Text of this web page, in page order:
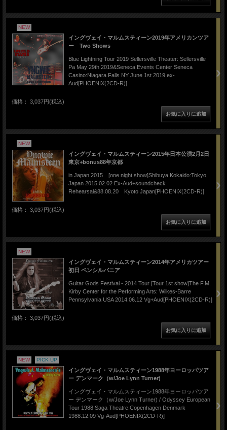
NEW
イングヴェイ・マルムスティーン2019年アメリカンツア
ー Two Shows
Blue Lightning Tour 2019 Sellersville Theater: Sellersville
Pa May 29th 2019&Seneca Events Center Seneca
Casino:Niagara Falls NY June 1st 2019 ex-
Aud[PHOENIX(2CD-R)]
価格： 3,037円(税込)
NEW
イングヴェイ・マルムスティーン2015年日本公演2月2日
東京+bonus88年京都
in Japan 2015 [one night show]Shibuya Kokaido:Tokyo,
Japan 2015.02.02 Ex-Aud+soundcheck
Rehearsal&88.08.20 Kyoto Japan[PHOENIX(2CD-R)]
価格： 3,037円(税込)
NEW
イングヴェイ・マルムスティーン2014年アメリカツアー
初日 ペンシルバニア
Guitar Gods Festival - 2014 Tour [Tour 1st show]The F.M.
Kirby Center for the Performing Arts: Wilkes-Barre
Pennsylvania USA 2014.06.12 Vg+Aud[PHOENIX(2CD-R)]
価格： 3,037円(税込)
NEW PICK UP
イングヴェイ・マルムスティーン1988年ヨーロッパツア
ー デンマーク（w/Joe Lynn Turner)
イングヴェイ・マルムスティーン1988年ヨーロッパツア
ー デンマーク（w/Joe Lynn Turner) / Odyssey European
Tour 1988 Saga Theatre:Copenhagen Denmark
1988.12.09 Vg-Aud[PHOENIX(2CD-R)]